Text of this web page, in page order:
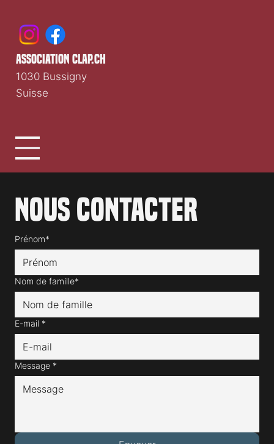
Nous contacter
Prénom*
Nom de famille*
E-mail *
Message *
association clap.ch
1030 Bussigny
Suisse